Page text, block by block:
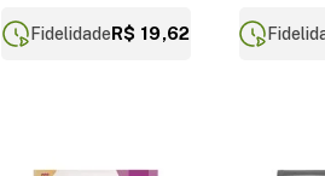
FidelidadeR$ 19,62